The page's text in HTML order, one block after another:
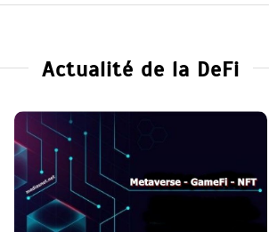
Actualité de la DeFi